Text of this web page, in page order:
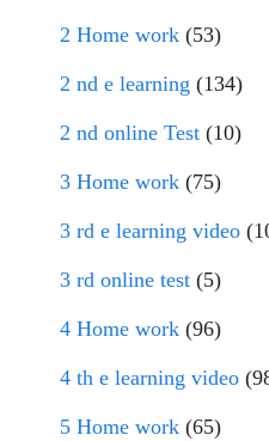
2 Home work (53)
2 nd e learning (134)
2 nd online Test (10)
3 Home work (75)
3 rd e learning video
3 rd online test (5)
4 Home work (96)
4 th e learning video
5 Home work (65)